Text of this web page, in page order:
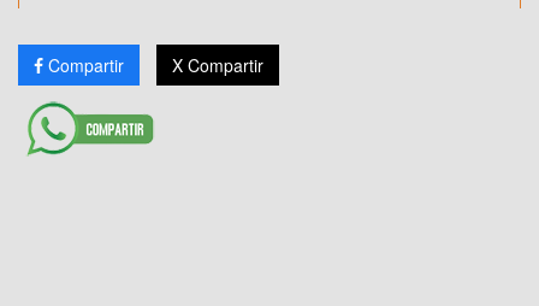
Compartir X Compartir